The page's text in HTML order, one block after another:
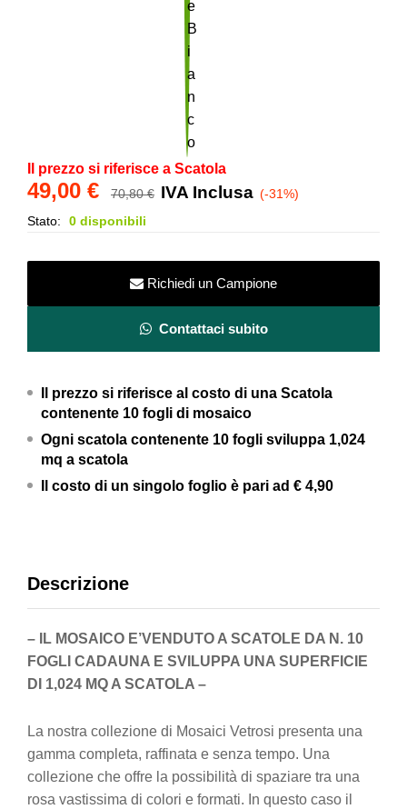
Il prezzo si riferisce a Scatola
49,00 € 70,80€ IVA Inclusa (-31%)
Stato:
0 disponibili
Richiedi un Campione
Contattaci subito
Il prezzo si riferisce al costo di una Scatola
contenente 10 fogli di mosaico
Ogni scatola contenente 10 fogli sviluppa 1,024
mq a scatola
Il costo di un singolo foglio è pari ad € 4,90
Descrizione
– IL MOSAICO E’VENDUTO A SCATOLE DA N. 10
FOGLI CADAUNA E SVILUPPA UNA SUPERFICIE
DI 1,024 MQ A SCATOLA –
La nostra collezione di Mosaici Vetrosi presenta una
gamma completa, raffinata e senza tempo. Una
collezione che offre la possibilità di spaziare tra una
rosa vastissima di colori e formati. In questo caso il